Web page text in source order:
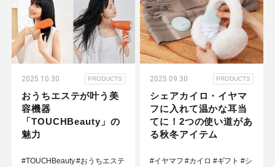
2025.10.30 PRODUCTS
おうちエステが叶う美
容機器
「TOUCHBeauty」の
魅力
#TOUCHBeauty #おうちエステ
2025.09.30 PRODUCTS
シェアカイロ・イヤマ
フに入れて温かな耳当
てに！2つの使い道があ
る秋冬アイテム
#イヤマフ #カイロ #ギフト #シ